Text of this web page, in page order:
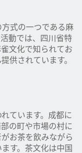
式の一つである麻
動では、四川省特
文化で知られてお
供されています。
ています。成都に
の町や市場の村に
お茶を飲みながら
す。茶文化は中国